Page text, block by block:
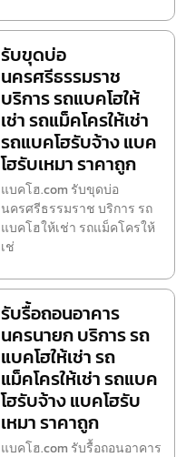
รับขุดบ่อ
นครศรีธรรมราช
บริการ รถแบคโฮให้
เช่า รถแม็คโครให้เช่า
รถแบคโฮรับจ้าง แบค
โฮรับเหมา ราคาถูก
แบคโฮ.com รับขุดบ่อ
นครศรีธรรมราช บริการ รถ
แบคโฮให้เช่า รถแม็คโครให้
เช่
รับรื้อถอนอาคาร
นครนายก บริการ รถ
แบคโฮให้เช่า รถ
แม็คโครให้เช่า รถแบค
โฮรับจ้าง แบคโฮรับ
เหมา ราคาถูก
แบคโฮ.com รับรื้อถอนอาคาร